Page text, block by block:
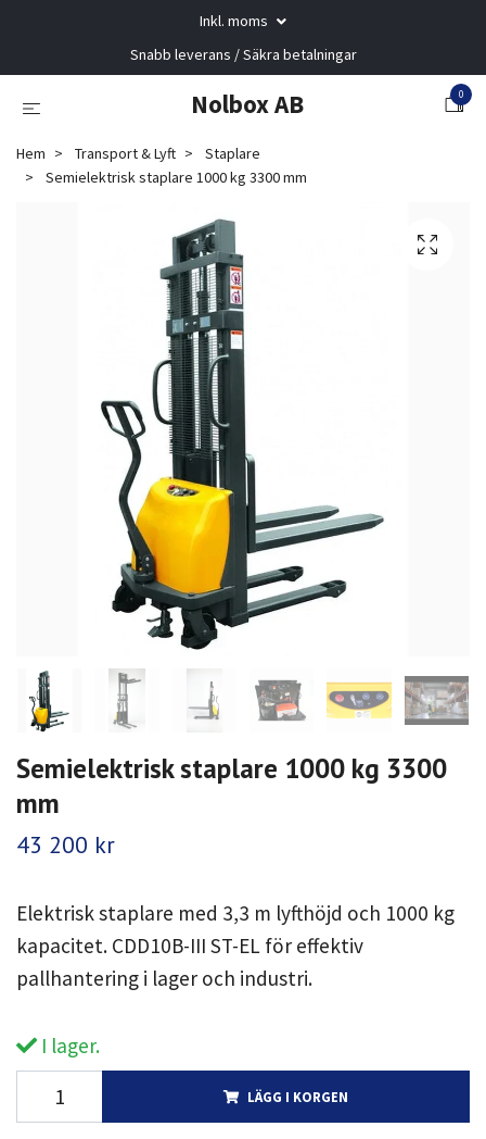
Inkl. moms
Snabb leverans / Säkra betalningar
Nolbox AB 0
Hem Transport & Lyft
Staplare
Semielektrisk staplare 1000 kg 3300 mm
Semielektrisk staplare 1000 kg 3300
mm
43 200 kr
Elektrisk staplare med 3,3 m lyfthöjd och 1000 kg
kapacitet. CDD10B-III ST-EL för effektiv
pallhantering i lager och industri.
I lager.
LÄGG I KORGEN